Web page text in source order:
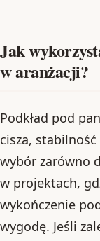
Jak
w aranżacji?
Podkład pod
cisza,
wybór zarówno
w projektach,
wykończenie
wygodę. Jeśli